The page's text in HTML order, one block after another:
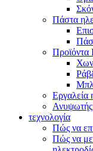
Πάστα
Προϊόντα
Εργαλεία
τεχνολογία
Πώς να
Πώς να